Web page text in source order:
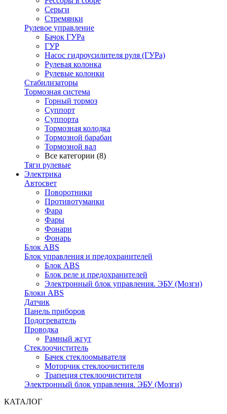
Серьги
Стремянки
Рулевое управление
Бачок ГУРа
ГУР
Насос гидроусилителя руля (ГУРа)
Рулевая колонка
Рулевые колонки
Стабилизаторы
Тормозная система
Горный тормоз
Суппорт
Суппорта
Тормозная колодка
Тормозной барабан
Тормозной вал
Все категории (8)
Тяги рулевые
Электрика
Автосвет
Поворотники
Противотуманки
Фара
Фары
Фонари
Фонарь
Блок ABS
Блок управления и предохранителей
Блок ABS
Блок реле и предохранителей
Электронный блок управления. ЭБУ (Мозги)
Блоки ABS
Датчик
Панель приборов
Подогреватель
Проводка
Рамный жгут
Стеклоочиститель
Бачек стеклоомывателя
Моторчик стеклоочистителя
Трапеция стеклоочистителя
Электронный блок управления. ЭБУ (Мозги)
КАТАЛОГ